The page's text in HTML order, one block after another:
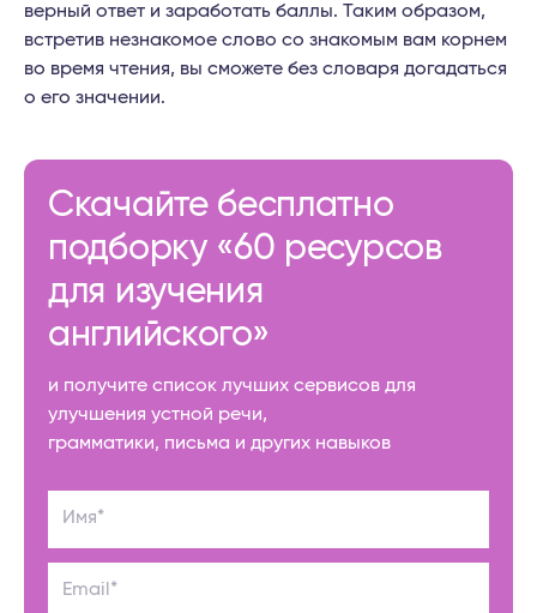
верный ответ и заработать баллы. Таким образом,
встретив незнакомое слово со знакомым вам корнем
во время чтения, вы сможете без словаря догадаться
о его значении.
Скачайте бесплатно
подборку «60 ресурсов
для изучения
английского»
и получите список лучших сервисов для
улучшения устной речи,
грамматики, письма и других навыков
Имя*
Email*